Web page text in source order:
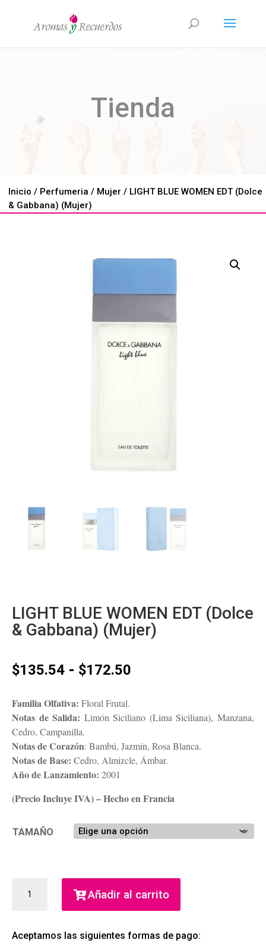
Tienda
Inicio / Perfumeria / Mujer / LIGHT BLUE WOMEN EDT (Dolce
& Gabbana) (Mujer)
LIGHT BLUE WOMEN EDT (Dolce
& Gabbana) (Mujer)
$135.54 - $172.50
desde
$135.54
$172.50
Familia Olfativa: Floral Frutal.
Notas de Salida: Limón Siciliano (Lima Siciliana), Manzana,
Cedro, Campanilla.
Notas de Corazón: Bambú, Jazmín, Rosa Blanca.
Notas de Base: Cedro, Almizcle, Ámbar.
Año de Lanzamiento: 2001
(Precio Incluye IVA) – Hecho en Francia
TAMAÑO
BLUE
(DOLCE
Añadir al carrito
Aceptamos las siguientes formas de pago: